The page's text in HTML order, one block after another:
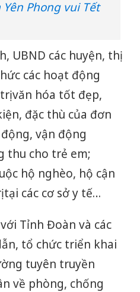
Phong vui Tết
UBND các huyện, thị
các hoạt động
văn hóa tốt đẹp,
đặc thù của đơn
vận động
thu cho trẻ em;
hộ nghèo, hộ cận
các cơ sở y tế…
Tỉnh Đoàn và các
tổ chức triển khai
tuyên truyền
về phòng, chống